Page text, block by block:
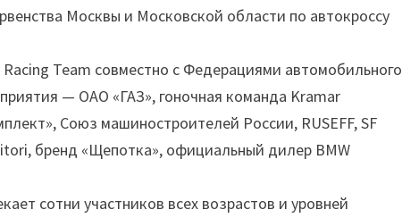
Москвы и Московской области по автокроссу
Team совместно с Федерациями автомобильного
— ОАО «ГАЗ», гоночная команда Kramar
Союз машиностроителей России, RUSEFF, SF
бренд «Щепотка», официальный дилер BMW
сотни участников всех возрастов и уровней